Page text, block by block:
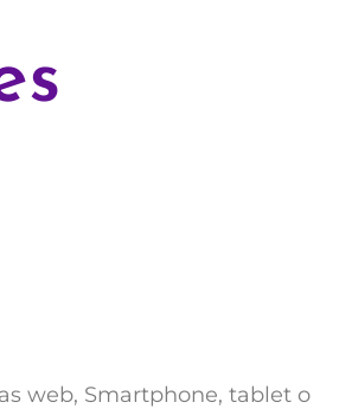
web, Smartphone, tablet o